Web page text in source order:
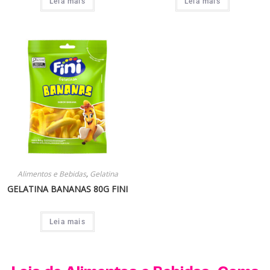
Alimentos e Bebidas, Gelatina
GELATINA BANANAS 80G FINI
Leia mais